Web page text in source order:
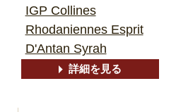
IGP Collines
Rhodaniennes Esprit
D'Antan Syrah
詳細を見る